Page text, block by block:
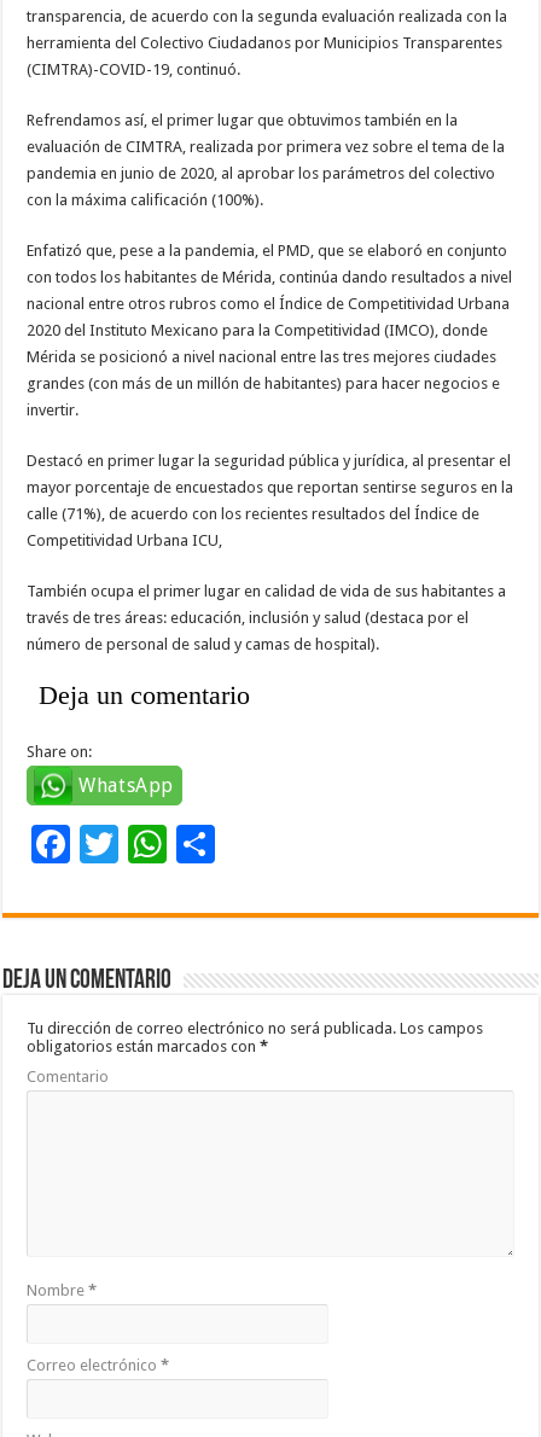
transparencia, de acuerdo con la segunda evaluación realizada con la
herramienta del Colectivo Ciudadanos por Municipios Transparentes
(CIMTRA)-COVID-19, continuó.
Refrendamos así, el primer lugar que obtuvimos también en la
evaluación de CIMTRA, realizada por primera vez sobre el tema de la
pandemia en junio de 2020, al aprobar los parámetros del colectivo
con la máxima calificación (100%).
Enfatizó que, pese a la pandemia, el PMD, que se elaboró en conjunto
con todos los habitantes de Mérida, continúa dando resultados a nivel
nacional entre otros rubros como el Índice de Competitividad Urbana
2020 del Instituto Mexicano para la Competitividad (IMCO), donde
Mérida se posicionó a nivel nacional entre las tres mejores ciudades
grandes (con más de un millón de habitantes) para hacer negocios e
invertir.
Destacó en primer lugar la seguridad pública y jurídica, al presentar el
mayor porcentaje de encuestados que reportan sentirse seguros en la
calle (71%), de acuerdo con los recientes resultados del Índice de
Competitividad Urbana ICU,
También ocupa el primer lugar en calidad de vida de sus habitantes a
través de tres áreas: educación, inclusión y salud (destaca por el
número de personal de salud y camas de hospital).
Deja un comentario
Share on:
WhatsApp
F
e
b
o
o
k
T
tt
er
W
at
sA
p
p
m
ar
ti
Deja un comentario
Tu dirección de correo electrónico no será publicada. Los campos
obligatorios están marcados con*
Comentario
Nombre*
Correo electrónico*